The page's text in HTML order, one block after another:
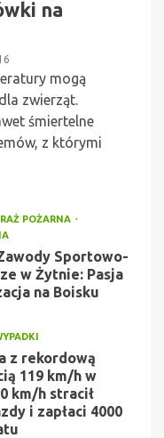
na
mogą
zwierząt.
śmiertelne
z którymi
POŻARNA
Sportowo-
w Żytnie: Pasja
na Boisku
z rekordową
119 km/h w
km/h stracił
i zapłaci 4000